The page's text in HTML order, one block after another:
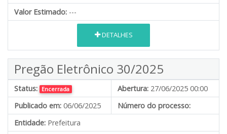
Valor Estimado: ---
DETALHES
Pregão Eletrônico 30/2025
Status: Encerrada Abertura: 27/06/2025 00:00
Publicado em: 06/06/2025
Número do processo:
Entidade: Prefeitura